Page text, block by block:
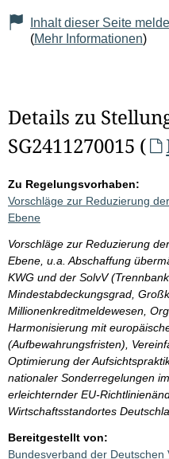
Inhalt dieser Seite
(Mehr Informationen)
Details zu
SG2411270015 (
Zu Regelungsvorhaben:
Vorschläge zur Reduzierung
Ebene
Vorschläge zur Reduzierung
Ebene, u.a. Abschaffung
KWG und der SolvV
Mindestabdeckungsgrad,
Millionenkreditmeldewesen,
Harmonisierung mit
(Aufbewahrungsfristen),
Optimierung der
nationaler Sonderregelungen
erleichternder EU-
Wirtschaftsstandortes
Bereitgestellt von:
Bundesverband der